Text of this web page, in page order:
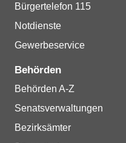
Bürgertelefon 115
Notdienste
Gewerbeservice
Behörden
Behörden A-Z
Senatsverwaltungen
Bezirksämter